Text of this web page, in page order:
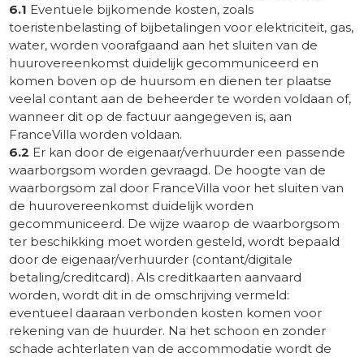
6.1 Eventuele bijkomende kosten, zoals
toeristenbelasting of bijbetalingen voor elektriciteit, gas,
water, worden voorafgaand aan het sluiten van de
huurovereenkomst duidelijk gecommuniceerd en
komen boven op de huursom en dienen ter plaatse
veelal contant aan de beheerder te worden voldaan of,
wanneer dit op de factuur aangegeven is, aan
FranceVilla worden voldaan.
6.2 Er kan door de eigenaar/verhuurder een passende
waarborgsom worden gevraagd. De hoogte van de
waarborgsom zal door FranceVilla voor het sluiten van
de huurovereenkomst duidelijk worden
gecommuniceerd. De wijze waarop de waarborgsom
ter beschikking moet worden gesteld, wordt bepaald
door de eigenaar/verhuurder (contant/digitale
betaling/creditcard). Als creditkaarten aanvaard
worden, wordt dit in de omschrijving vermeld:
eventueel daaraan verbonden kosten komen voor
rekening van de huurder. Na het schoon en zonder
schade achterlaten van de accommodatie wordt de